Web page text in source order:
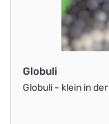
Globuli
Globuli - klein in